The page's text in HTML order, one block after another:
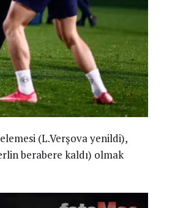
(L.Verşova yenildi),
berabere kaldı) olmak